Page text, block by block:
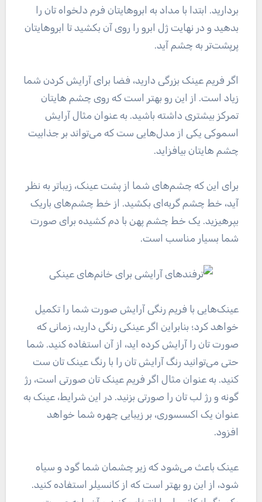
بردارید. ابتدا با مداد به ابروهایتان فرم دلخواه تان را
بدهید و در نهایت ژل ابرو را روی آن بکشید تا ابروهایتان
پرپشت‌تر به چشم آید.
اگر فریم عینک بزرگی دارید، فضا برای آرایش کردن شما
زیاد است. از این رو بهتر است که روی چشم هایتان
تمرکز بیشتری داشته باشید. به عنوان مثال آرایش
اسموکی یکی از مدل‌هایی ست که می‌تواند بر جذابیت
چشم هایتان بیافزاید.
برای این که چشم‌های شما از پشت عینک، زیباتر به نظر
آید، خط چشم گربه‌ای بکشید. از خط چشم‌های باریک
بپرهیزید. یک خط چشم پهن با دم کشیده برای صورت
شما بسیار مناسب است.
عینک‌هایی با فریم رنگی آرایش صورت شما را تکمیل
خواهد کرد؛ بنابراین اگر عینکی رنگی دارید، زمانی که
صورت تان را آرایش کرده اید، از آن استفاده کنید. شما
حتی می‌توانید رنگ آرایش تان را با رنگ عینک تان ست
کنید. به عنوان مثال اگر فریم عینک تان صورتی است، رژ
گونه و رژ لب تان را صورتی بزنید. در این شرایط، عینک به
عنوان یک اکسسوری، بر زیبایی چهره شما خواهد
افزود.
عینک باعث می‌شود که زیر چشمان شما گود و سیاه
شود، از این رو بهتر است که از کانسیلر استفاده کنید.